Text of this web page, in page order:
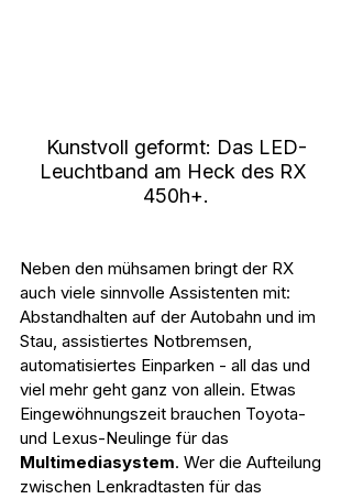
Kunstvoll geformt: Das LED-
Leuchtband am Heck des RX
450h+.
Neben den mühsamen bringt der RX
auch viele sinnvolle Assistenten mit:
Abstandhalten auf der Autobahn und im
Stau, assistiertes Notbremsen,
automatisiertes Einparken - all das und
viel mehr geht ganz von allein. Etwas
Eingewöhnungszeit brauchen Toyota-
und Lexus-Neulinge für das
Multimediasystem. Wer die Aufteilung
zwischen Lenkradtasten für das